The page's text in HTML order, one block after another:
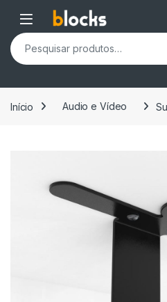
Skip to navigation
Skip to content
Open
Pesquisar por:
Início Audio e Vídeo